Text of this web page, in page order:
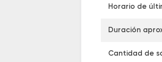
Horario de
Duración
Cantidad de